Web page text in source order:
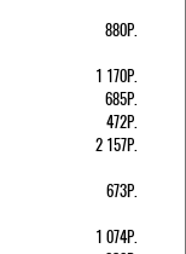
880Р.
1 170Р.
685Р.
472Р.
2 157Р.
673Р.
1 074Р.